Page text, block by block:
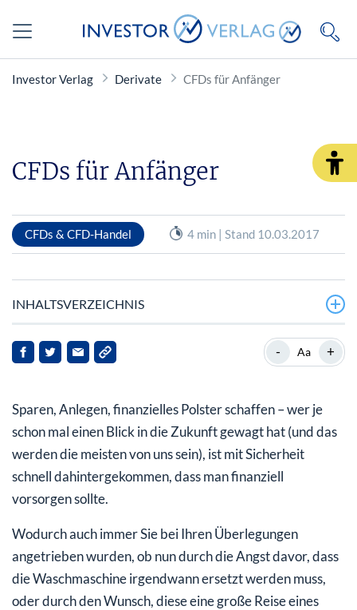
Investor Verlag Derivate CFDs für Anfänger
CFDs für Anfänger
CFDs & CFD-Handel 4 min | Stand 10.03.2017
INHALTSVERZEICHNIS
Für die Zukunft absichern
In die Welt der CFDs eintauchen
Funktionsweise von CFDs
Erfolgsaussichten
- Aa +
Sparen, Anlegen, finanzielles Polster schaffen – wer je
schon mal einen Blick in die Zukunft gewagt hat (und das
werden die meisten von uns sein), ist mit Sicherheit
schnell dahintergekommen, dass man finanziell
vorsorgen sollte.
Wodurch auch immer Sie bei Ihren Überlegungen
angetrieben wurden, ob nun durch die Angst davor, dass
die Waschmaschine irgendwann ersetzt werden muss,
oder durch den Wunsch, diese eine große Reise eines